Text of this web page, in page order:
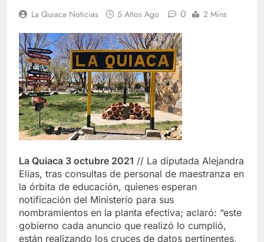
La Quiaca Noticias 5 Años Ago 0 2 Mins
La Quiaca 3 octubre 2021 // La diputada Alejandra
Elías, tras consultas de personal de maestranza en
la órbita de educación, quienes esperan
notificación del Ministerio para sus
nombramientos en la planta efectiva; aclaró: “este
gobierno cada anuncio que realizó lo cumplió,
están realizando los cruces de datos pertinentes,